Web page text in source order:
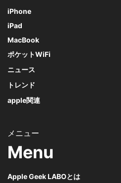
iPhone
iPad
MacBook
ポケットWiFi
ニュース
トレンド
apple関連
Menu
Apple Geek LABOとは